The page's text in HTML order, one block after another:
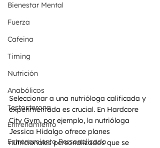
Bienestar Mental
Fuerza
Cafeina
Timing
Nutrición
Anabólicos
Testosterona
Entrenamiento
Entrenamiento Personalizado
Seleccionar a una nutrióloga calificada y
experimentada es crucial. En Hardcore
City Gym, por ejemplo, la nutrióloga
Jessica Hidalgo ofrece planes
nutricionales personalizados que se